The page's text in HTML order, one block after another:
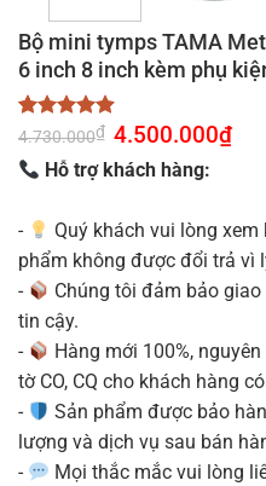
Bộ mini tymps TAMA
6 inch 8 inch kèm phụ
4.86trên 5
7
đánh giá
4.730.000₫ Giá
gốc
là:
4.730.000₫.
4.500.000₫Giá
Hỗ trợ khách hàng:
-
Quý khách vui lòng
phẩm không được đổi trả vì
-
Chúng tôi đảm bảo
tin cậy.
-
Hàng mới 100%,
tờ CO, CQ cho khách hàng
-
Sản phẩm được bảo
lượng và dịch vụ sau bán
-
Mọi thắc mắc vui lòng